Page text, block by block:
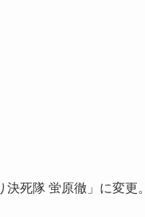
死隊 蛍原徹」に変更。